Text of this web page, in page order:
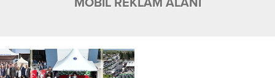
MOBİL REKLAM ALANI